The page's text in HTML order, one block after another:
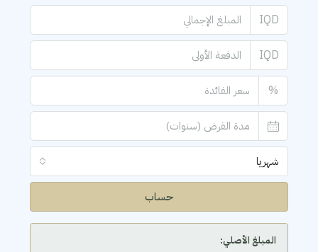
IQD
IQD
%
شهريا
حساب
المبلغ الأصلي: